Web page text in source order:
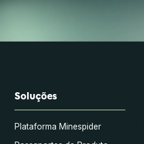
Soluções
Plataforma Minespider